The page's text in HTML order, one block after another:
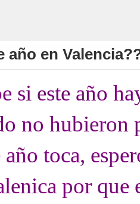
año en
si este año
no hubieron
toca,
por que